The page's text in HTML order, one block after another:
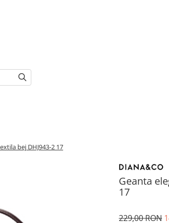
bej DHJ943-2 17
Geanta
17
229,00 RON